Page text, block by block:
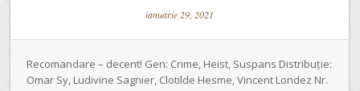
ianuarie 29, 2021
Recomandare – decent! Gen: Crime, Heist, Suspans Distribuție:
Omar Sy, Ludivine Sagnier, Clotilde Hesme, Vincent Londez Nr.